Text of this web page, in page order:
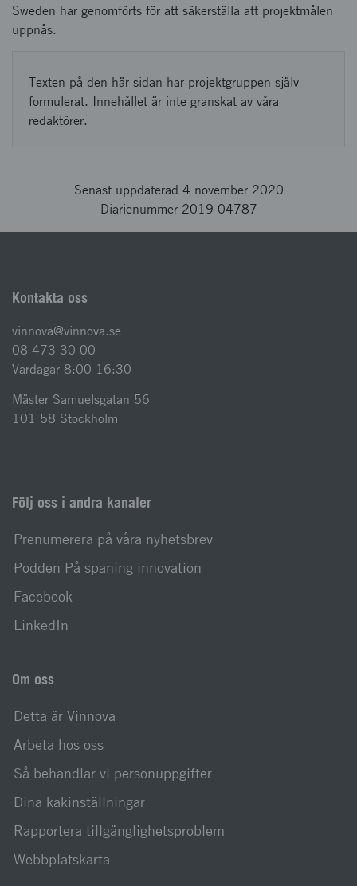
Sweden har genomförts för att säkerställa att projektmålen
uppnås.
Texten på den här sidan har projektgruppen själv
formulerat. Innehållet är inte granskat av våra
redaktörer.
Senast uppdaterad 4 november 2020
Diarienummer 2019-04787
Kontakta oss
vinnova@vinnova.se
08-473 30 00
Vardagar 8:00-16:30
Mäster Samuelsgatan 56
101 58 Stockholm
Följ oss i andra kanaler
Prenumerera på våra nyhetsbrev
Podden På spaning innovation
Facebook
LinkedIn
Om oss
Detta är Vinnova
Arbeta hos oss
Så behandlar vi personuppgifter
Dina kakinställningar
Rapportera tillgänglighetsproblem
Webbplatskarta